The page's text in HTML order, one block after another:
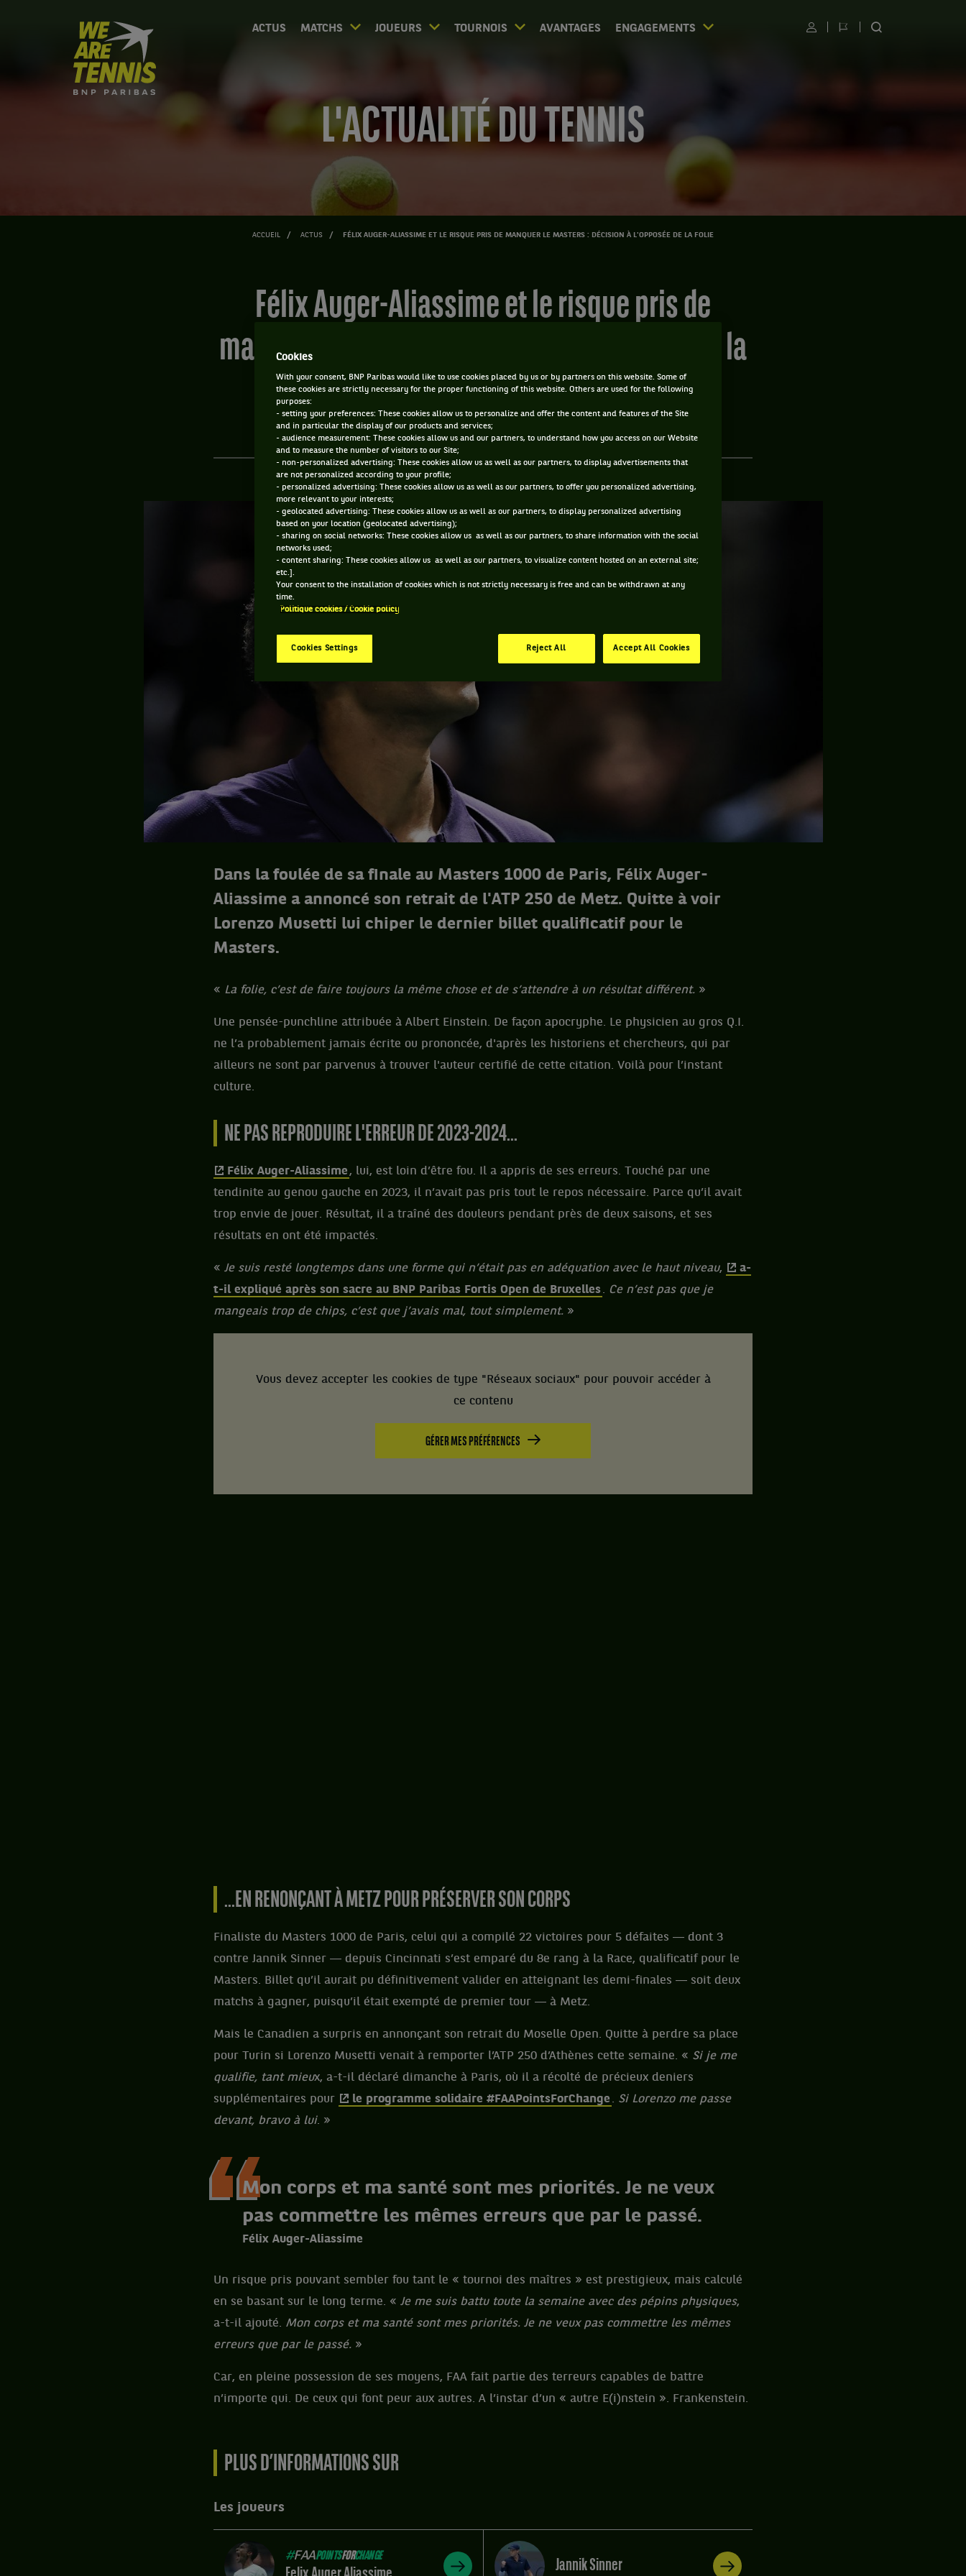
We
are
Tennis
by
BNP
ACTUS MATCHS JOUEURS TOURNOIS AVANTAGES ENGAGEMENTS UtilisateurChangerRECHERCHER
L'ACTUALITÉ DU TENNIS
ACCUEIL ACTUS FÉLIX AUGER-ALIASSIME ET LE RISQUE PRIS DE MANQUER LE MASTERS : DÉCISION À L'OPPOSÉE DE LA FOLIE
Félix Auger-Aliassime et le risque pris de
manquer le Masters : décision à l'opposée de la
folie
3 NOV. 2025, 21:55:00 PAR
Dans la foulée de sa finale au Masters 1000 de Paris, Félix Auger-
Aliassime a annoncé son retrait de l'ATP 250 de Metz. Quitte à voir
Lorenzo Musetti lui chiper le dernier billet qualificatif pour le
Masters.
« La folie, c’est de faire toujours la même chose et de s’attendre à un résultat différent. »
Une pensée-punchline attribuée à Albert Einstein. De façon apocryphe. Le physicien au gros Q.I.
ne l’a probablement jamais écrite ou prononcée, d'après les historiens et chercheurs, qui par
ailleurs ne sont par parvenus à trouver l'auteur certifié de cette citation. Voilà pour l’instant
culture.
NE PAS REPRODUIRE L'ERREUR DE 2023-2024...
Félix Auger-Aliassime , lui, est loin d’être fou. Il a appris de ses erreurs. Touché par une
tendinite au genou gauche en 2023, il n’avait pas pris tout le repos nécessaire. Parce qu’il avait
trop envie de jouer. Résultat, il a traîné des douleurs pendant près de deux saisons, et ses
résultats en ont été impactés.
« Je suis resté longtemps dans une forme qui n’était pas en adéquation avec le haut niveau,
a-
t-il expliqué après son sacre au BNP Paribas Fortis Open de Bruxelles. Ce n’est pas que je
mangeais trop de chips, c’est que j’avais mal, tout simplement. »
Vous devez accepter les cookies de type "Réseaux sociaux" pour pouvoir accéder à
ce contenu
GÉRER MES PRÉFÉRENCES
...EN RENONÇANT À METZ POUR PRÉSERVER SON CORPS
Finaliste du Masters 1000 de Paris, celui qui a compilé 22 victoires pour 5 défaites ― dont 3
contre Jannik Sinner ― depuis Cincinnati s’est emparé du 8e rang à la Race, qualificatif pour le
Masters. Billet qu’il aurait pu définitivement valider en atteignant les demi-finales ― soit deux
matchs à gagner, puisqu’il était exempté de premier tour ― à Metz.
Mais le Canadien a surpris en annonçant son retrait du Moselle Open. Quitte à perdre sa place
pour Turin si Lorenzo Musetti venait à remporter l’ATP 250 d’Athènes cette semaine. « Si je me
qualifie, tant mieux, a-t-il déclaré dimanche à Paris, où il a récolté de précieux deniers
supplémentaires pour
le programme solidaire #FAAPointsForChange . Si Lorenzo me passe
devant, bravo à lui. »
Mon corps et ma santé sont mes priorités. Je ne veux
pas commettre les mêmes erreurs que par le passé.
Félix Auger-Aliassime
Un risque pris pouvant sembler fou tant le « tournoi des maîtres » est prestigieux, mais calculé
en se basant sur le long terme. « Je me suis battu toute la semaine avec des pépins physiques,
a-t-il ajouté. Mon corps et ma santé sont mes priorités. Je ne veux pas commettre les mêmes
erreurs que par le passé. »
Car, en pleine possession de ses moyens, FAA fait partie des terreurs capables de battre
n’importe qui. De ceux qui font peur aux autres. A l’instar d’un « autre E(i)nstein ». Frankenstein.
PLUS D’INFORMATIONS SUR
Les joueurs
#FAAPOINTSFORCHANGE
Jannik Sinner
Cookies
With your consent, BNP Paribas would like to use cookies placed by us or by partners on this website. Some of
these cookies are strictly necessary for the proper functioning of this website. Others are used for the following
purposes:
- setting your preferences: These cookies allow us to personalize and offer the content and features of the Site
and in particular the display of our products and services;
- audience measurement: These cookies allow us and our partners, to understand how you access on our Website
and to measure the number of visitors to our Site;
- non-personalized advertising: These cookies allow us as well as our partners, to display advertisements that
are not personalized according to your profile;
- personalized advertising: These cookies allow us as well as our partners, to offer you personalized advertising,
more relevant to your interests;
- geolocated advertising: These cookies allow us as well as our partners, to display personalized advertising
based on your location (geolocated advertising);
- sharing on social networks: These cookies allow us as well as our partners, to share information with the social
networks used;
- content sharing: These cookies allow us as well as our partners, to visualize content hosted on an external site;
etc.].
Your consent to the installation of cookies which is not strictly necessary is free and can be withdrawn at any
time.
Politique cookies / Cookie policy
Cookies Settings Reject All Accept All Cookies